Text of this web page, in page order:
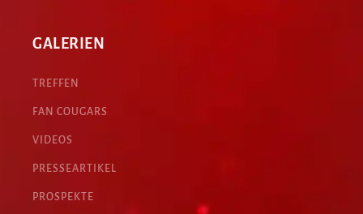
GALERIEN
TREFFEN
FAN COUGARS
VIDEOS
PRESSEARTIKEL
PROSPEKTE